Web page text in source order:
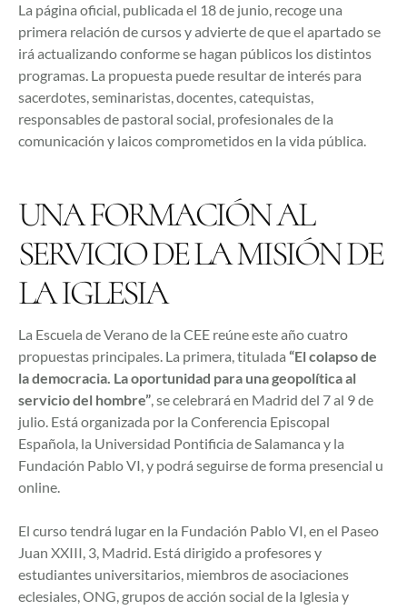
La página oficial, publicada el 18 de junio, recoge una
primera relación de cursos y advierte de que el apartado se
irá actualizando conforme se hagan públicos los distintos
programas. La propuesta puede resultar de interés para
sacerdotes, seminaristas, docentes, catequistas,
responsables de pastoral social, profesionales de la
comunicación y laicos comprometidos en la vida pública.
UNA FORMACIÓN AL
SERVICIO DE LA MISIÓN DE
LA IGLESIA
La Escuela de Verano de la CEE reúne este año cuatro
propuestas principales. La primera, titulada “El colapso de
la democracia. La oportunidad para una geopolítica al
servicio del hombre”, se celebrará en Madrid del 7 al 9 de
julio. Está organizada por la Conferencia Episcopal
Española, la Universidad Pontificia de Salamanca y la
Fundación Pablo VI, y podrá seguirse de forma presencial u
online.
El curso tendrá lugar en la Fundación Pablo VI, en el Paseo
Juan XXIII, 3, Madrid. Está dirigido a profesores y
estudiantes universitarios, miembros de asociaciones
eclesiales, ONG, grupos de acción social de la Iglesia y